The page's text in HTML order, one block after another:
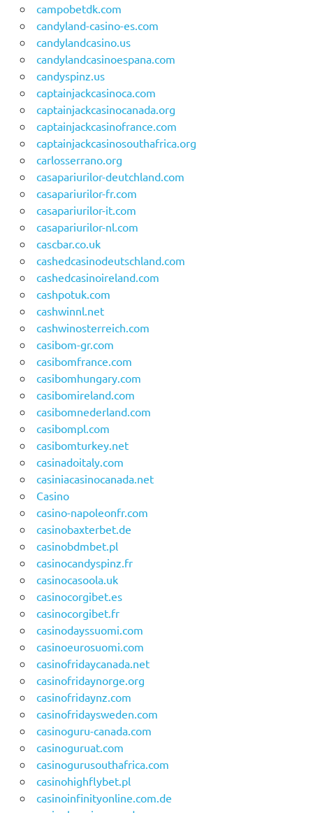
campobetdk.com
candyland-casino-es.com
candylandcasino.us
candylandcasinoespana.com
candyspinz.us
captainjackcasinoca.com
captainjackcasinocanada.org
captainjackcasinofrance.com
captainjackcasinosouthafrica.org
carlosserrano.org
casapariurilor-deutchland.com
casapariurilor-fr.com
casapariurilor-it.com
casapariurilor-nl.com
cascbar.co.uk
cashedcasinodeutschland.com
cashedcasinoireland.com
cashpotuk.com
cashwinnl.net
cashwinosterreich.com
casibom-gr.com
casibomfrance.com
casibomhungary.com
casibomireland.com
casibomnederland.com
casibompl.com
casibomturkey.net
casinadoitaly.com
casiniacasinocanada.net
Casino
casino-napoleonfr.com
casinobaxterbet.de
casinobdmbet.pl
casinocandyspinz.fr
casinocasoola.uk
casinocorgibet.es
casinocorgibet.fr
casinodayssuomi.com
casinoeurosuomi.com
casinofridaycanada.net
casinofridaynorge.org
casinofridaynz.com
casinofridaysweden.com
casinoguru-canada.com
casinoguruat.com
casinogurusouthafrica.com
casinohighflybet.pl
casinoinfinityonline.com.de